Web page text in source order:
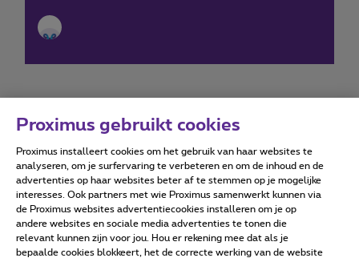
Forumvoorwaarden Accessibility statement
Alle rechten voorbehouden. © Proximus
Proximus gebruikt cookies
Proximus installeert cookies om het gebruik van haar websites te
analyseren, om je surfervaring te verbeteren en om de inhoud en de
advertenties op haar websites beter af te stemmen op je mogelijke
interesses. Ook partners met wie Proximus samenwerkt kunnen via
de Proximus websites advertentiecookies installeren om je op
andere websites en sociale media advertenties te tonen die
relevant kunnen zijn voor jou. Hou er rekening mee dat als je
bepaalde cookies blokkeert, het de correcte werking van de website